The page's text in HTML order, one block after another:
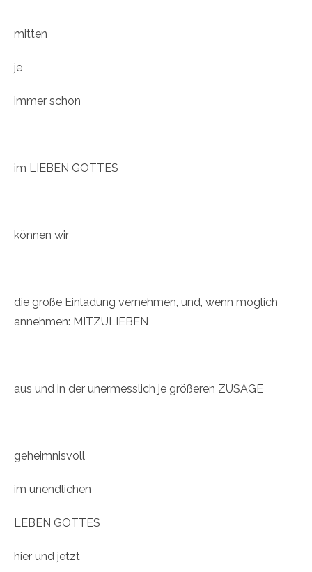
mitten
je
immer schon
im LIEBEN GOTTES
können wir
die große Einladung vernehmen, und, wenn möglich
annehmen: MITZULIEBEN
aus und in der unermesslich je größeren ZUSAGE
geheimnisvoll
im unendlichen
LEBEN GOTTES
hier und jetzt